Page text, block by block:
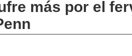
más por el